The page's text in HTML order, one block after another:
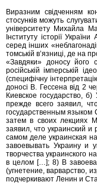
Виразним свідченням
стосунків можуть
університету Михайла
Інституту історії
серед інших
томській в’язниці, де на
«Завдяки» доносу його
російській імперській
(специфічну
доносі В. Гессена від 2
Киевское государство,
прежде всего заявил,
государственным языком
затем в своих лекциях
заявил, что украинский
самом деле украинская
завоевывать Украину и
творчества украинского
в целом […]; 8) В
(угнетение, варварство,
подчеркивают Ленин и